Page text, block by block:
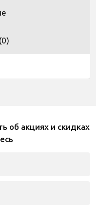
об акциях и скидках